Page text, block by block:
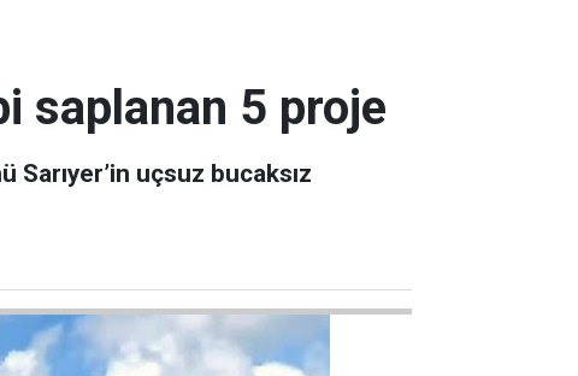
saplanan 5 proje
uçsuz bucaksız